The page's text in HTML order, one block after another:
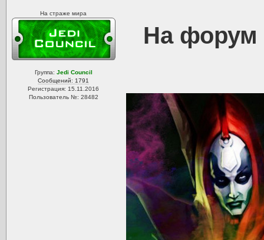
На страже мира
Группа: Jedi Council
Сообщений: 1791
Регистрация: 15.11.2016
Пользователь №: 28482
На форум